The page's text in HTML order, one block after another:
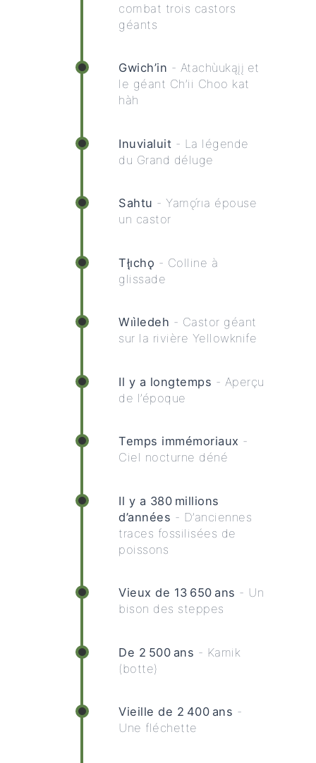
combat trois castors
géants
Gwich’in - Atachùukąįį et
le géant Ch’ii Choo kat
hàh
Inuvialuit - La légende
du Grand déluge
Sahtu - Yamǫ́rıa épouse
un castor
Tłı̨chǫ - Colline à
glissade
Wıı̀ledeh - Castor géant
sur la rivière Yellowknife
Il y a longtemps - Aperçu
de l’époque
Temps immémoriaux -
Ciel nocturne déné
Il y a 380 millions
d’années - D’anciennes
traces fossilisées de
poissons
Vieux de 13 650 ans - Un
bison des steppes
De 2 500 ans - Kamik
(botte)
Vieille de 2 400 ans -
Une fléchette